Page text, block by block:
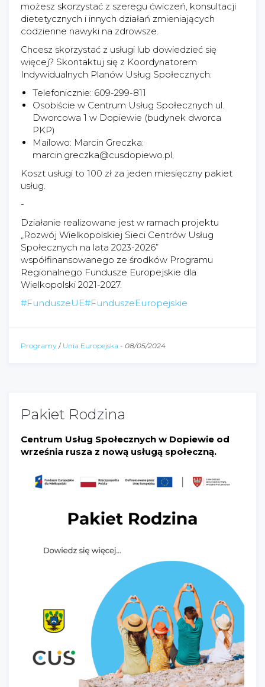
możesz skorzystać z szeregu ćwiczeń, konsultacji
dietetycznych i innych działań zmieniających
codzienne nawyki na zdrowsze.
Chcesz skorzystać z usługi lub dowiedzieć się
więcej? Skontaktuj się z Koordynatorem
Indywidualnych Planów Usług Społecznych:
Telefonicznie: 609-299-811
Osobiście w Centrum Usług Społecznych ul.
Dworcowa 1 w Dopiewie (budynek dworca
PKP)
Mailowo: Marcin Greczka:
marcin.greczka@cusdopiewo.pl,
Koszt usługi to 100 zł za jeden miesięczny pakiet
usług.
-
Działanie realizowane jest w ramach projektu
„Rozwój Wielkopolskiej Sieci Centrów Usług
Społecznych na lata 2023-2026”
współfinansowanego ze środków Programu
Regionalnego Fundusze Europejskie dla
Wielkopolski 2021-2027.
#FunduszeUE#FunduszeEuropejskie
Programy / Unia Europejska - 08/05/2024
Pakiet Rodzina
Centrum Usług Społecznych w Dopiewie od
września rusza z nową usługą społeczną.